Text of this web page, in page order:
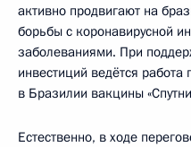
активно продвигают на
борьбы с коронавирусной
заболеваниями. При
инвестиций ведётся
в Бразилии вакцины
Естественно, в ходе